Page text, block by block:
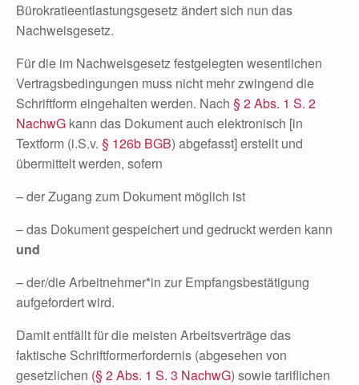
Bürokratieentlastungsgesetz ändert sich nun das
Nachweisgesetz.
Für die im Nachweisgesetz festgelegten wesentlichen
Vertragsbedingungen muss nicht mehr zwingend die
Schriftform eingehalten werden. Nach § 2 Abs. 1 S. 2
NachwG kann das Dokument auch elektronisch [in
Textform (i.S.v. § 126b BGB) abgefasst] erstellt und
übermittelt werden, sofern
– der Zugang zum Dokument möglich ist
– das Dokument gespeichert und gedruckt werden kann
und
– der/die Arbeitnehmer*in zur Empfangsbestätigung
aufgefordert wird.
Damit entfällt für die meisten Arbeitsverträge das
faktische Schriftformerfordernis (abgesehen von
gesetzlichen (§ 2 Abs. 1 S. 3 NachwG) sowie tariflichen